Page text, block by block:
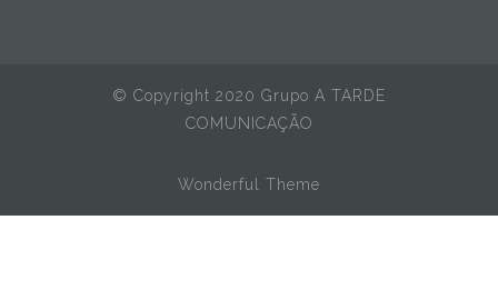
© Copyright 2020 Grupo A TARDE
COMUNICAÇÃO
Wonderful Theme